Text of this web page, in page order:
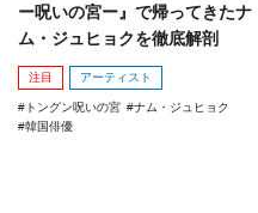
ー呪いの宮ー』で帰ってきたナ
ム・ジュヒョクを徹底解剖
注目 アーティスト
トングン呪いの宮
ナム・ジュヒョク
韓国俳優